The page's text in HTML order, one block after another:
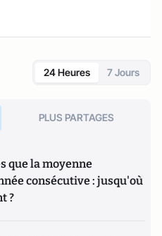
24 Heures 7 Jours
PLUS PARTAGES
que la moyenne
consécutive : jusqu'où
?